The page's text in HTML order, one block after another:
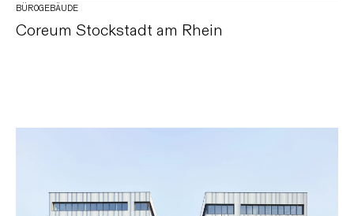
BÜROGEBÄUDE
Coreum Stockstadt am Rhein